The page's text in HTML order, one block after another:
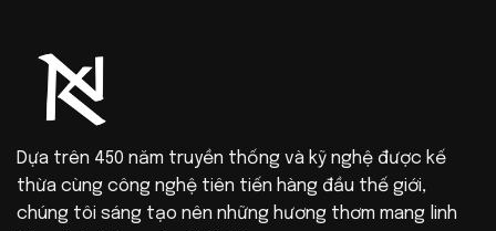
Dựa trên 450 năm truyền thống và kỹ nghệ được kế
thừa cùng công nghệ tiên tiến hàng đầu thế giới,
chúng tôi sáng tạo nên những hương thơm mang linh